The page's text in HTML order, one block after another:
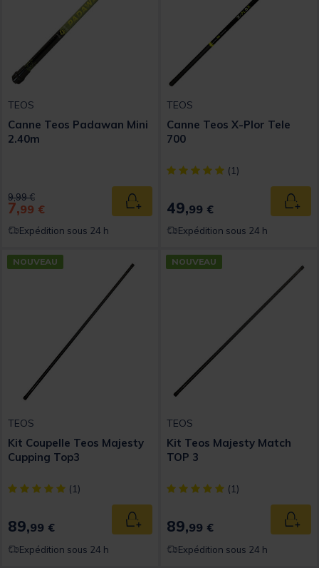
TEOS
Canne Teos Padawan Mini
2.40m
Price reduced from
9,99 €to
7,99 € Ajouter au panier
Expédition sous 24 h
TEOS
Canne Teos X-Plor Tele
700
[object Object] out of 5
(1)
49,99 €
Expédition sous 24 h
NOUVEAU
TEOS
Kit Coupelle Teos Majesty
Cupping Top3
[object Object] out of 5 Customer Rating
(1)
89,99 € Ajouter au panier
Expédition sous 24 h
NOUVEAU
TEOS
Kit Teos Majesty Match
TOP 3
[object Object] out of 5
(1)
89,99 €
Expédition sous 24 h